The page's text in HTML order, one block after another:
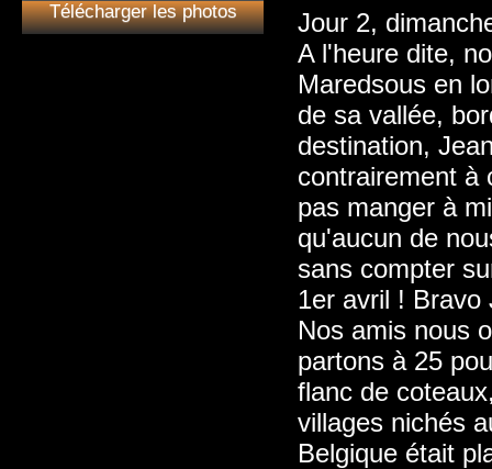
Télécharger les photos
Jour 2,
A l'heure dite,
Maredsous en
de sa vallée,
destination,
contrairement à
pas manger à
qu'aucun de
sans compter
1er avril ! Bravo
Nos amis nous
partons à 25
flanc de
villages nichés
Belgique était